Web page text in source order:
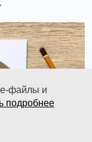
файлы и
подробнее